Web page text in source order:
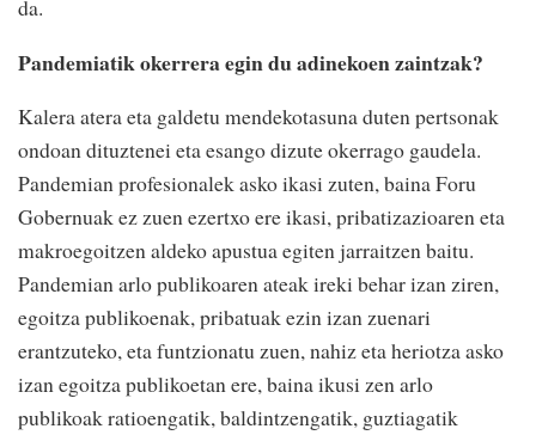
da.
Pandemiatik okerrera egin du adinekoen zaintzak?
Kalera atera eta galdetu mendekotasuna duten pertsonak
ondoan dituztenei eta esango dizute okerrago gaudela.
Pandemian profesionalek asko ikasi zuten, baina Foru
Gobernuak ez zuen ezertxo ere ikasi, pribatizazioaren eta
makroegoitzen aldeko apustua egiten jarraitzen baitu.
Pandemian arlo publikoaren ateak ireki behar izan ziren,
egoitza publikoenak, pribatuak ezin izan zuenari
erantzuteko, eta funtzionatu zuen, nahiz eta heriotza asko
izan egoitza publikoetan ere, baina ikusi zen arlo
publikoak ratioengatik, baldintzengatik, guztiagatik